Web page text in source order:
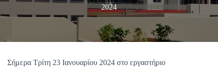
Σ
2024
Σήμερα Τρίτη 23 Ιανουαρίου 2024 στο εργαστήριο